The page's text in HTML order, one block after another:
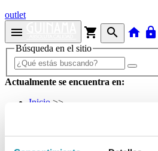
outlet
menu shopping_cart search home lock
Búsqueda en el sitio
Actualmente se encuentra en:
Inicio >>
arrow_back